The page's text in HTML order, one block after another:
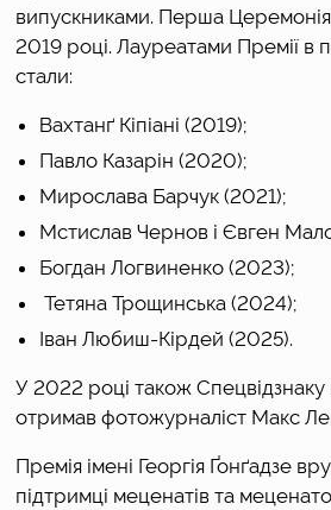
випускниками. Перша Церемонія
2019 році. Лауреатами Премії в
стали:
Вахтанґ Кіпіані (2019);
Павло Казарін (2020);
Мирослава Барчук (2021);
Мстислав Чернов і Євген
Богдан Логвиненко (2023);
Тетяна Трощинська (2024);
Іван Любиш-Кірдей (2025).
У 2022 році також
отримав фотожурналіст Макс
Премія імені Георгія Ґонґадзе
підтримці меценатів та